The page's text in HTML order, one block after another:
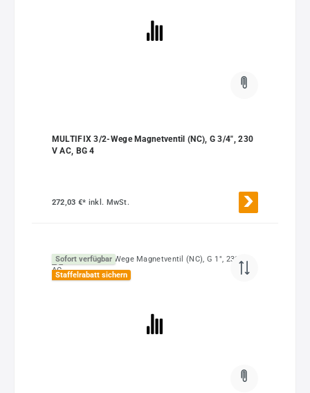
MULTIFIX 3/2-Wege Magnetventil (NC), G 3/4", 230
V AC, BG 4
272,03 €* inkl. MwSt.
Sofort verfügbar
Staffelrabatt sichern